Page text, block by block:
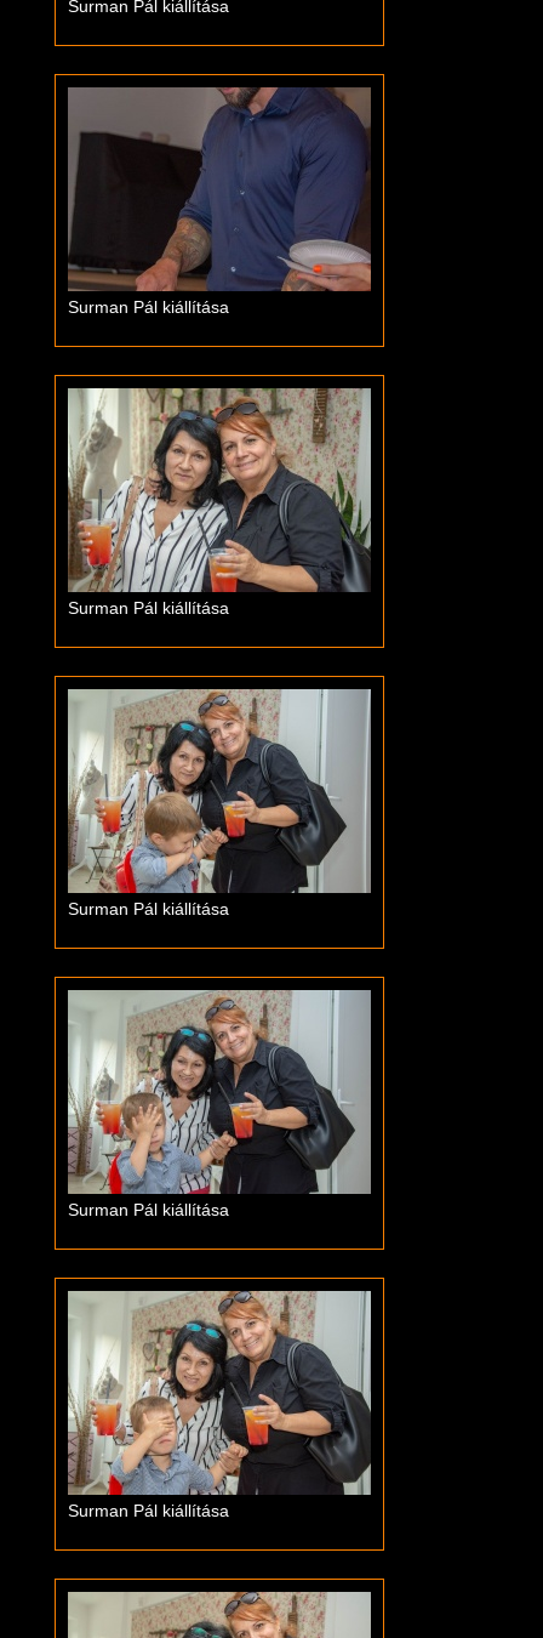
Surman Pál kiállítása
Surman Pál kiállítása
Surman Pál kiállítása
Surman Pál kiállítása
Surman Pál kiállítása
Surman Pál kiállítása